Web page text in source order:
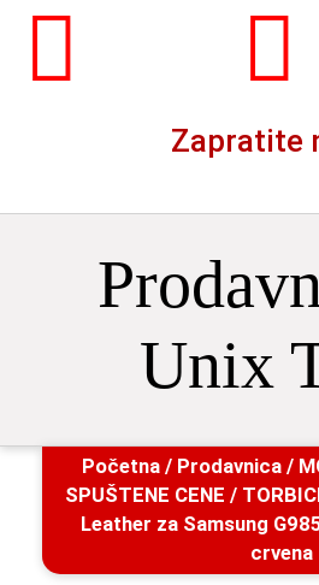
Zapratite
Unix
Početna / Prodavnica /
SPUŠTENE CENE /
Leather za Samsung
crvena